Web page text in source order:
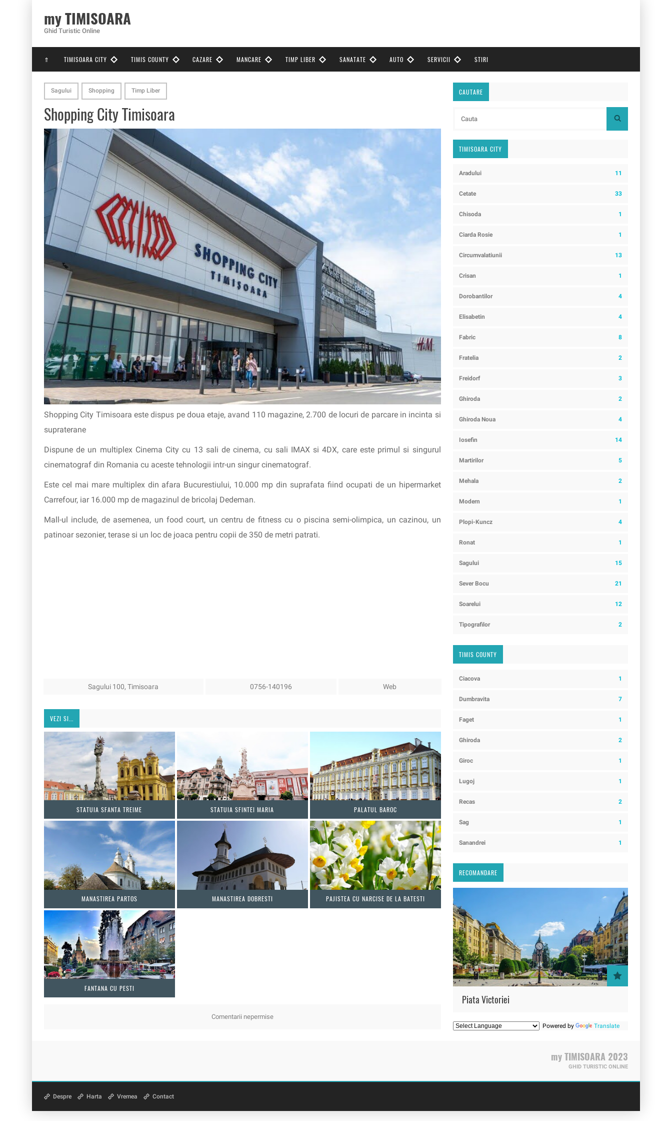
my TIMISOARA
Ghid Turistic Online
⇑ TIMISOARA CITY TIMIS COUNTY CAZARE MANCARE TIMP LIBER SANATATE AUTO SERVICII STIRI
Sagului Shopping Timp Liber
Shopping City Timisoara
Shopping City Timisoara este dispus pe doua etaje, avand 110 magazine, 2.700 de locuri de parcare in incinta si
supraterane
Dispune de un multiplex Cinema City cu 13 sali de cinema, cu sali IMAX si 4DX, care este primul si singurul
cinematograf din Romania cu aceste tehnologii intr-un singur cinematograf.
Este cel mai mare multiplex din afara Bucurestiului, 10.000 mp din suprafata fiind ocupati de un hipermarket
Carrefour, iar 16.000 mp de magazinul de bricolaj Dedeman.
Mall-ul include, de asemenea, un food court, un centru de fitness cu o piscina semi-olimpica, un cazinou, un
patinoar sezonier, terase si un loc de joaca pentru copii de 350 de metri patrati.
Sagului 100, Timisoara 0756-140196 Web
VEZI SI...
STATUIA SFANTA TREIME STATUIA SFINTEI MARIA PALATUL BAROC
MANASTIREA PARTOS MANASTIREA DOBRESTI PAJISTEA CU NARCISE DE LA BATESTI
FANTANA CU PESTI
Comentarii nepermise
CAUTARE
TIMISOARA CITY
Aradului 11
Cetate 33
Chisoda 1
Ciarda Rosie 1
Circumvalatiunii 13
Crisan 1
Dorobantilor 4
Elisabetin 4
Fabric 8
Fratelia 2
Freidorf 3
Ghiroda 2
Ghiroda Noua 4
Iosefin 14
Martirilor 5
Mehala 2
Modern 1
Plopi-Kuncz 4
Ronat 1
Sagului 15
Sever Bocu 21
Soarelui 12
Tipografilor 2
TIMIS COUNTY
Ciacova 1
Dumbravita 7
Faget 1
Ghiroda 2
Giroc 1
Lugoj 1
Recas 2
Sag 1
Sanandrei 1
RECOMANDARE
Piata Victoriei
Powered by Translate
my TIMISOARA 2023
GHID TURISTIC ONLINE
Despre Harta Vremea Contact